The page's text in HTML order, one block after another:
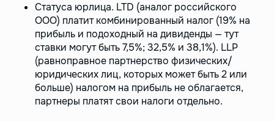
Статуса юрлица. LTD (аналог российского
ООО) платит комбинированный налог (19% на
прибыль и подоходный на дивиденды — тут
ставки могут быть 7,5%; 32,5% и 38,1%). LLP
(равноправное партнерство физических/
юридических лиц, которых может быть 2 или
больше) налогом на прибыль не облагается,
партнеры платят свои налоги отдельно.